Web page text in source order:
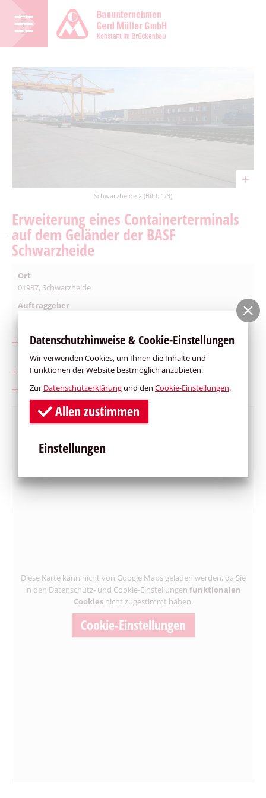
MENÜ
Schwarzheide 2 (Bild: 1/3)
Erweiterung eines Containerterminals
auf dem Geländer der BASF
Schwarzheide
Ort
01987, Schwarzheide
Auftraggeber
5.700m² Flächebefestigung mit WHG Beton als
Containerstellfläche
340 m Kranbalken Stahlbeton
Auffangwannen aus Stahlbeton je 300m² als Gefahrstofflager
Diese Karte kann nicht von Google Maps geladen werden, da Sie
in den Datenschutz- und Cookie-Einstellungen funktionalen
Cookiesnicht zugestimmt haben.
Cookie-Einstellungen
Datenschutzhinweise & Cookie-Einstellungen
Wir verwenden Cookies, um Ihnen die Inhalte und
Funktionen der Website bestmöglich anzubieten.
Zur Datenschutzerklärung und den Cookie-Einstellungen.
Allen zustimmen
Einstellungen